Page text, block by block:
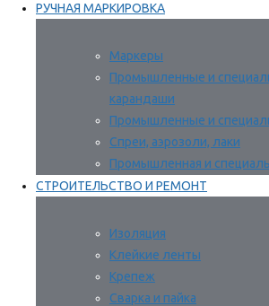
РУЧНАЯ МАРКИРОВКА
Маркеры
Промышленные и
карандаши
Промышленные и
Спреи, аэрозоли, лаки
Промышленная и
СТРОИТЕЛЬСТВО И РЕМОНТ
Изоляция
Клейкие ленты
Крепеж
Сварка и пайка